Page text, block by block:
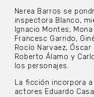
Nerea Barros se
inspectora Blanco,
Ignacio Montes,
Francesc Garrido,
Rocío Narvaez,
Roberto Álamo y
los personajes.
La ficción incorpora
actores Eduardo